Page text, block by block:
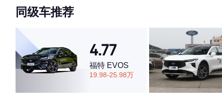
同级车推荐
4.77
福特 EVOS
19.98-25.98万